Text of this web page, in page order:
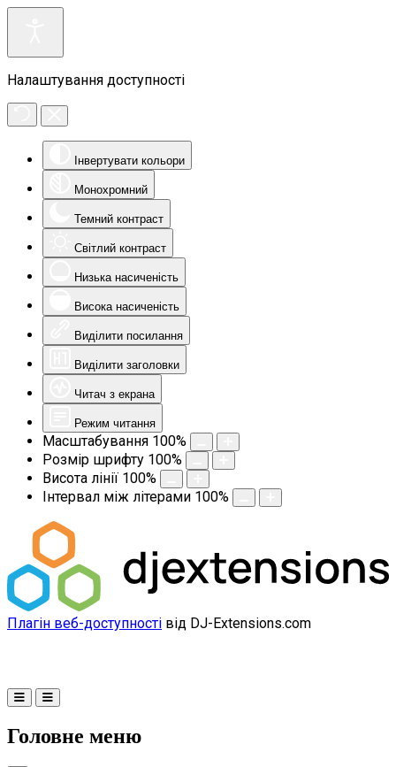
Налаштування доступності
Інвертувати кольори
Монохромний
Темний контраст
Світлий контраст
Низька насиченість
Висока насиченість
Виділити посилання
Виділити заголовки
Читач з екрана
Режим читання
Масштабування 100%
Розмір шрифту 100%
Висота лінії 100%
Інтервал між літерами 100%
Плагін веб-доступності від DJ-Extensions.com
Головне меню